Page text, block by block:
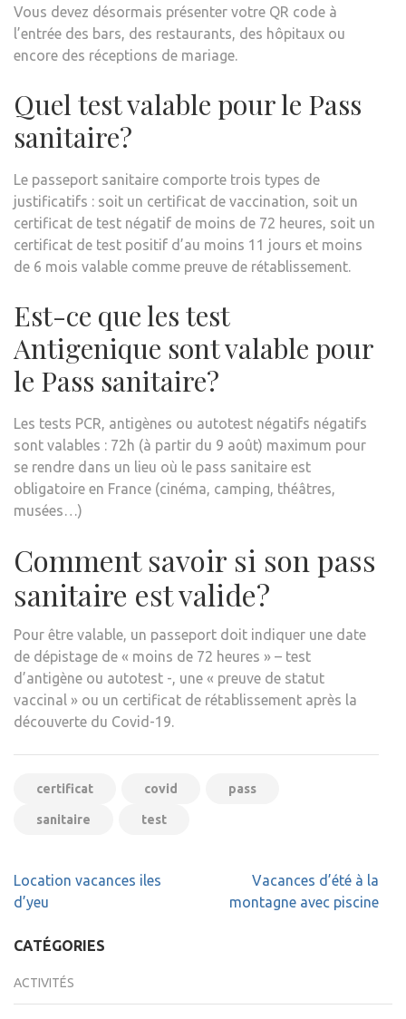
Vous devez désormais présenter votre QR code à
l’entrée des bars, des restaurants, des hôpitaux ou
encore des réceptions de mariage.
Quel test valable pour le Pass
sanitaire?
Le passeport sanitaire comporte trois types de
justificatifs : soit un certificat de vaccination, soit un
certificat de test négatif de moins de 72 heures, soit un
certificat de test positif d’au moins 11 jours et moins
de 6 mois valable comme preuve de rétablissement.
Est-ce que les test
Antigenique sont valable pour
le Pass sanitaire?
Les tests PCR, antigènes ou autotest négatifs négatifs
sont valables : 72h (à partir du 9 août) maximum pour
se rendre dans un lieu où le pass sanitaire est
obligatoire en France (cinéma, camping, théâtres,
musées…)
Comment savoir si son pass
sanitaire est valide?
Pour être valable, un passeport doit indiquer une date
de dépistage de « moins de 72 heures » – test
d’antigène ou autotest -, une « preuve de statut
vaccinal » ou un certificat de rétablissement après la
découverte du Covid-19.
certificat covid pass
sanitaire test
Navigation
de
Location vacances iles
d’yeu
Vacances d’été à la
montagne avec piscine
CATÉGORIES
ACTIVITÉS